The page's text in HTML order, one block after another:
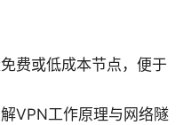
费或低成本节点，便于
VPN工作原理与网络隧